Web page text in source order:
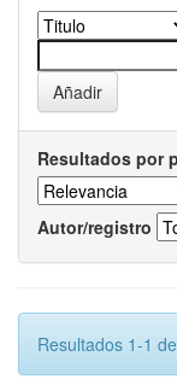
Resultados por
Autor/registro
Resultados 1-1